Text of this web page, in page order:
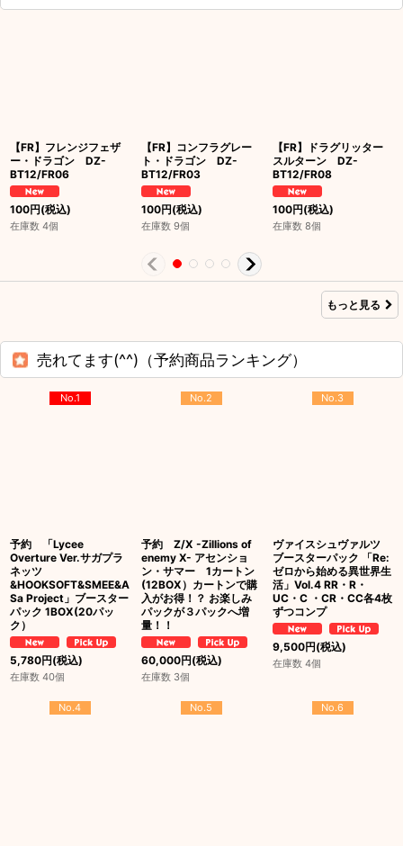
【FR】フレンジフェザ
ー・ドラゴン DZ-
BT12/FR06
100円(税込)
在庫数 4個
【FR】コンフラグレー
ト・ドラゴン DZ-
BT12/FR03
100円(税込)
在庫数 9個
【FR】ドラグリッター
スルターン DZ-
BT12/FR08
100円(税込)
在庫数 8個
もっと見る
売れてます(^^)（予約商品ランキング）
No.1
予約 「Lycee
Overture Ver.サガプラ
ネッツ
&HOOKSOFT&SMEE&A
Sa Project」ブースター
パック 1BOX(20パッ
ク）
5,780円(税込)
在庫数 40個
No.2
予約 Z/X -Zillions of
enemy X- アセンショ
ン・サマー 1カートン
(12BOX）カートンで購
入がお得！？ お楽しみ
パックが３パックへ増
量！！
60,000円(税込)
在庫数 3個
No.3
ヴァイスシュヴァルツ
ブースターパック 「Re:
ゼロから始める異世界生
活」Vol.4 RR・R・
UC・C ・CR・CC各4枚
ずつコンプ
9,500円(税込)
在庫数 4個
No.4 No.5 No.6